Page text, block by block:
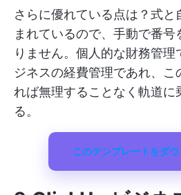
さらに優れている点は？式
まれているので、手動で番
りません。個人的な財務管
ジネスの経費管理であれ、こ
れば無理することなく軌道に
る。
このテンプレートをダ